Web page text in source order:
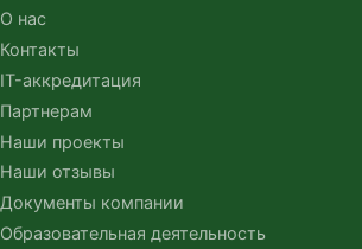
О нас
Контакты
IT-аккредитация
Партнерам
Наши проекты
Наши отзывы
Документы компании
Образовательная деятельность